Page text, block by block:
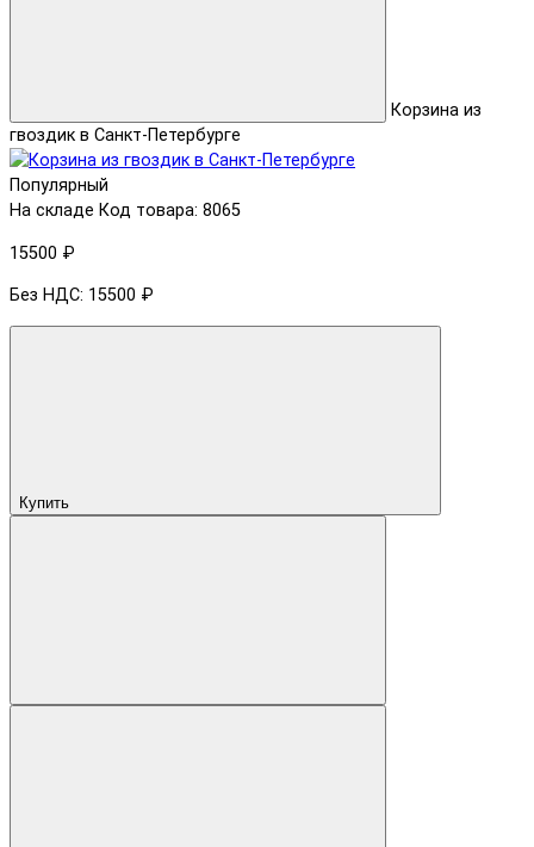
Корзина из
гвоздик в Санкт-Петербурге
Популярный
На складе Код товара: 8065
15500 ₽
Без НДС: 15500 ₽
Купить